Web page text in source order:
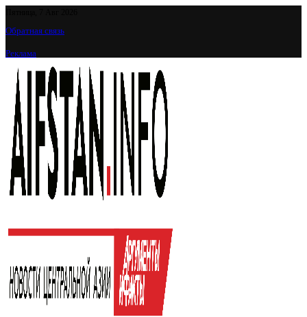
Обратная связь
Реклама